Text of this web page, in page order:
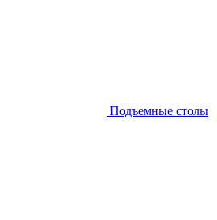
Подъемные столы